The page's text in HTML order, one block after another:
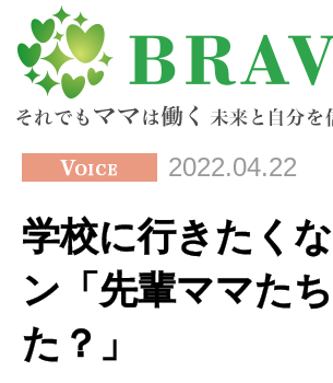
2022.04.22
学校に行きたく
ン「先輩ママた
た？」